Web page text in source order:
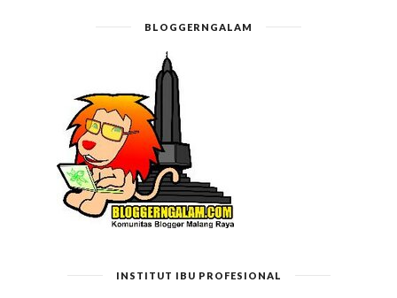
BLOGGERNGALAM
INSTITUT IBU PROFESIONAL